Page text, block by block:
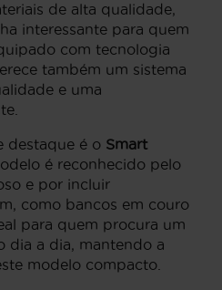
de alta qualidade,
interessante para quem
com tecnologia
também um sistema
e uma
destaque é o Smart
é reconhecido pelo
e por incluir
como bancos em couro
para quem procura um
dia a dia, mantendo a
modelo compacto.